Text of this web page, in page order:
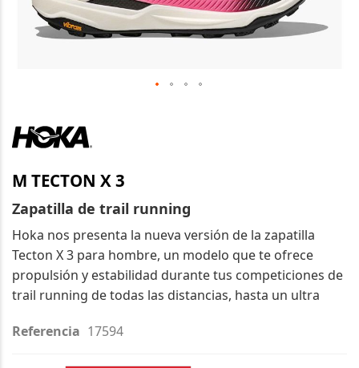
al
comienzo
la
galería
de
imágenes
M TECTON X 3
Zapatilla de trail running
Hoka nos presenta la nueva versión de la zapatilla
Tecton X 3 para hombre, un modelo que te ofrece
propulsión y estabilidad durante tus competiciones de
trail running de todas las distancias, hasta un ultra
Referencia 17594